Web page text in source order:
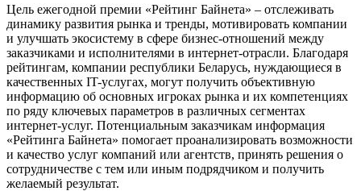
Цель ежегодной премии «Рейтинг Байнета» – отслеживать
динамику развития рынка и тренды, мотивировать компании
и улучшать экосистему в сфере бизнес-отношений между
заказчиками и исполнителями в интернет-отрасли. Благодаря
рейтингам, компании республики Беларусь, нуждающиеся в
качественных IT-услугах, могут получить объективную
информацию об основных игроках рынка и их компетенциях
по ряду ключевых параметров в различных сегментах
интернет-услуг. Потенциальным заказчикам информация
«Рейтинга Байнета» помогает проанализировать возможности
и качество услуг компаний или агентств, принять решения о
сотрудничестве с тем или иным подрядчиком и получить
желаемый результат.